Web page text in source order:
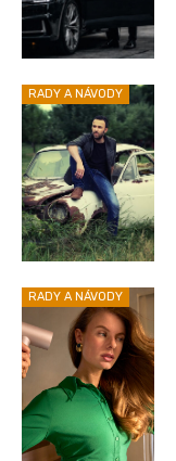
RADY A NÁVODY
RADY A NÁVODY